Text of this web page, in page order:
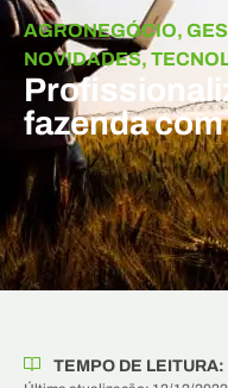
AGRONEGÓCIO,
NOVIDADES,
fazenda
TEMPO DE LEITURA: